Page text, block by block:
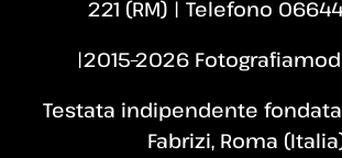
221 (RM) | Telefono
|2015–2026
Testata indipendente
Fabrizi, Roma